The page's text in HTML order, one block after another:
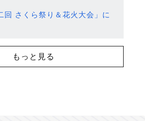
回 さくら祭り＆花火大会」に
もっと見る